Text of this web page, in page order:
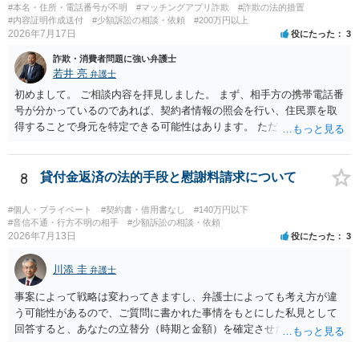
必要になると思われます。なかなか難しい問題なので、弁護士によっ
ても回答は異なるかもしれません。
#本名・住所・電話番号が不明 #マッチングアプリ詐欺
#詐欺の法的措置
#内容証明作成送付
#少額訴訟の相談・依頼 #200万円以上
2026年7月17日 役にたった 3
詐欺・消費者問題に強い弁護士
若井 亮 弁護士
初めまして。 ご相談内容を拝見しました。 まず、相手方の携帯電話番
号が分かっているのであれば、契約者情報の照会を行い、住民票を取
得することで身元を特定できる可能性はあります。 ただ、他人名義の
ろです。 LINEについても、詐欺の事案であれば照会できる可能性はあ
りますが、携帯電話の番号を経由する方法より難しくなります。 身元
を特定した後は、返金の理屈があるかどうかを確認していきます。 基
本的に贈与に該当する場合には返金請求ができません。 詐欺を含め、
当方に返金の理屈があるかどうかを確認していきます。 さらに、渡し
た金額について、裏付けがあるかどうかも精査します。 上記を経て、
身元の特定、返金の理屈があると判断できるのであれば、まずは交渉
からスタートすることになるでしょう。 ご理解のとおり、詐欺である
ことの立証は簡単ではありません。 刑事事件化が出来るのであれば、
返金交渉で有利になる可能性がありますが、民事上の詐欺の立証以上
に難しいところがあります。 こちらについては、一度、最寄りの警察
署に被害相談をするようにしてください。 具体的な見通しに関して
8 貸付金返済の法的手段と慰謝料請求について
#個人・プライベート #契約書・借用書なし
#140万円以下
#音信不通・行方不明の相手
#少額訴訟の相談・依頼
2026年7月13日 役にたった 3
川添 圭 弁護士
事案によって戦略は変わってきますし、弁護士によっても考え方が違
う可能性があるので、ご質問に書かれた事情をもとにした私見として
回答すると、あなたの立替分（時期と金額）を確定させた上で、淡々